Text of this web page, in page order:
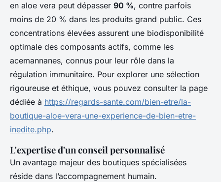
en aloe vera peut dépasser 90 %, contre parfois
moins de 20 % dans les produits grand public. Ces
concentrations élevées assurent une biodisponibilité
optimale des composants actifs, comme les
acemannanes, connus pour leur rôle dans la
régulation immunitaire. Pour explorer une sélection
rigoureuse et éthique, vous pouvez consulter la page
dédiée à https://regards-sante.com/bien-etre/la-
boutique-aloe-vera-une-experience-de-bien-etre-
inedite.php.
L'expertise d'un conseil personnalisé
Un avantage majeur des boutiques spécialisées
réside dans l’accompagnement humain.